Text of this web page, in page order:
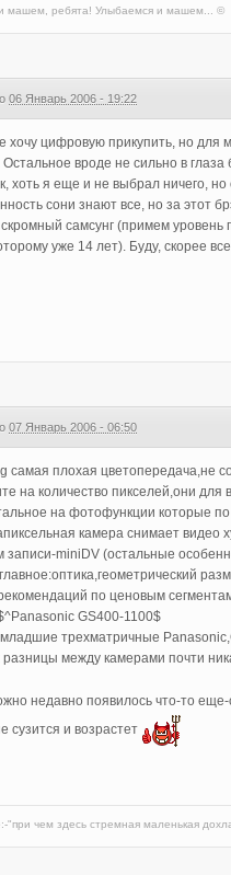
машем, ребята! Улыбаемся и машем... ©
06 Январь 2006 - 19:22
хочу цифровую прикупить, но для
Остальное вроде не сильно в
хоть я еще и не выбрал ничего,
сони знают все, но за этот
самсунг (примем уровень
уже 14 лет). Буду, скорее
07 Январь 2006 - 06:50
самая плохая цветопередача,не
на количество пикселей,они
на фотофункции которые
камера снимает
miniDV (остальные
по ценовым
GS400-1100$
трехматричные
между камерами почти
недавно появилось что-то
сузится и возрастет
"при чем здесь стремная маленькая